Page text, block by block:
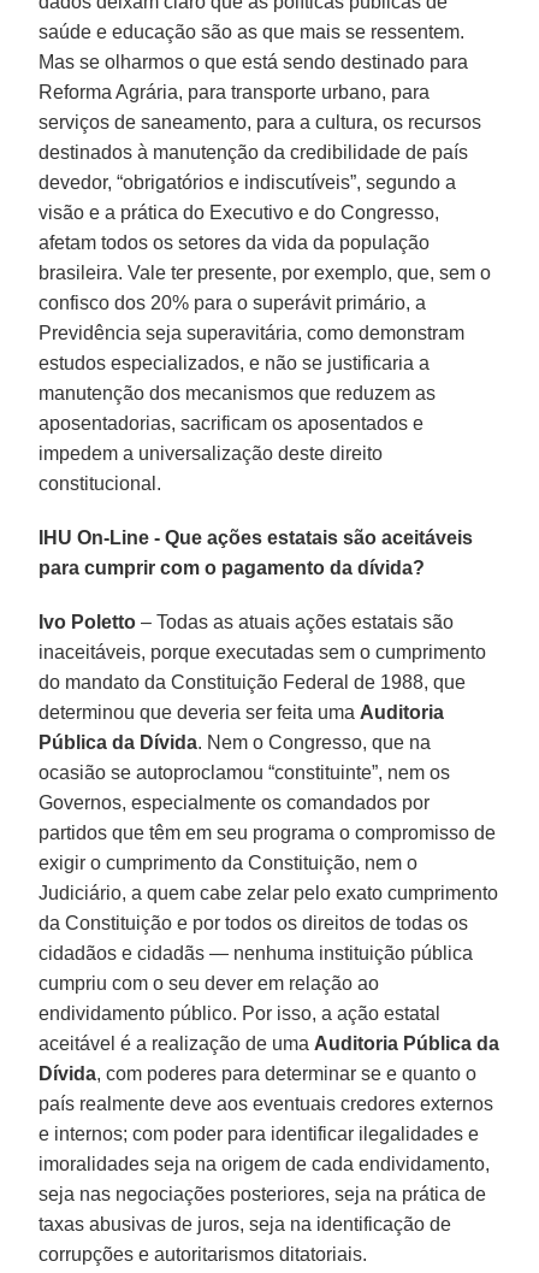
saúde e educação são as que mais se ressentem.
Mas se olharmos o que está sendo destinado para
Reforma Agrária, para transporte urbano, para
serviços de saneamento, para a cultura, os recursos
destinados à manutenção da credibilidade de país
devedor, “obrigatórios e indiscutíveis”, segundo a
visão e a prática do Executivo e do Congresso,
afetam todos os setores da vida da população
brasileira. Vale ter presente, por exemplo, que, sem o
confisco dos 20% para o superávit primário, a
Previdência seja superavitária, como demonstram
estudos especializados, e não se justificaria a
manutenção dos mecanismos que reduzem as
aposentadorias, sacrificam os aposentados e
impedem a universalização deste direito
constitucional.
IHU On-Line - Que ações estatais são aceitáveis
para cumprir com o pagamento da dívida?
Ivo Poletto – Todas as atuais ações estatais são
inaceitáveis, porque executadas sem o cumprimento
do mandato da Constituição Federal de 1988, que
determinou que deveria ser feita uma Auditoria
Pública da Dívida. Nem o Congresso, que na
ocasião se autoproclamou “constituinte”, nem os
Governos, especialmente os comandados por
partidos que têm em seu programa o compromisso de
exigir o cumprimento da Constituição, nem o
Judiciário, a quem cabe zelar pelo exato cumprimento
da Constituição e por todos os direitos de todas os
cidadãos e cidadãs — nenhuma instituição pública
cumpriu com o seu dever em relação ao
endividamento público. Por isso, a ação estatal
aceitável é a realização de uma Auditoria Pública da
Dívida, com poderes para determinar se e quanto o
país realmente deve aos eventuais credores externos
e internos; com poder para identificar ilegalidades e
imoralidades seja na origem de cada endividamento,
seja nas negociações posteriores, seja na prática de
taxas abusivas de juros, seja na identificação de
corrupções e autoritarismos ditatoriais.